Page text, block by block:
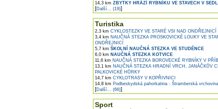
14,3 km ZBYTKY HRÁZÍ RYBNÍKU VE STAVECH V
[Další... (19)]
Turistika
2,3 km CYKLOSTEZKY VE STARÉ VSI NAD ONDŘEJNICÍ
3,4 km NAUČNÁ STEZKA PROSKOVICKÉ LOUKY VE
ONDŘEJNICÍ
5,7 km ŠKOLNÍ NAUČNÁ STEZKA VE STUDÉNCE
6,0 km NAUČNÁ STEZKA KOTVICE
11,6 km NAUČNÁ STEZKA BOROVECKÉ RYBNÍKY V
13,1 km NAUČNÁ STEZKA HRADNÍ VRCH, JANÁČKŮV
PALKOVICKÉ HŮRKY
14,7 km CYKLOTRASY V KOPŘIVNICI
14,8 km Podbeskydská pahorkatina - Štramberská vrchovina
[Další... (66)]
Sport